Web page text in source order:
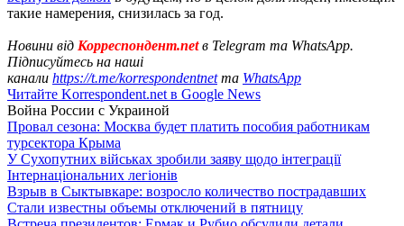
такие намерения, снизилась за год.
Новини від Корреспондент.netв Telegram та WhatsApp.
Підписуйтесь на наші
канали https://t.me/korrespondentnetта WhatsApp
Читайте Korrespondent.net в Google News
Война России с Украиной
Провал сезона: Москва будет платить пособия работникам
турсектора Крыма
У Сухопутних військах зробили заяву щодо інтеграції
Інтернаціональних легіонів
Взрыв в Сыктывкаре: возросло количество пострадавших
Стали известны объемы отключений в пятницу